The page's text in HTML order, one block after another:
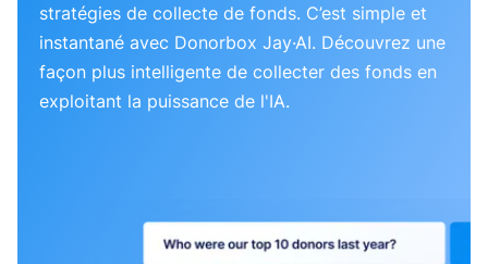
stratégies de collecte de fonds. C’est simple et
instantané avec Donorbox Jay·AI. Découvrez une
façon plus intelligente de collecter des fonds en
exploitant la puissance de l'IA.